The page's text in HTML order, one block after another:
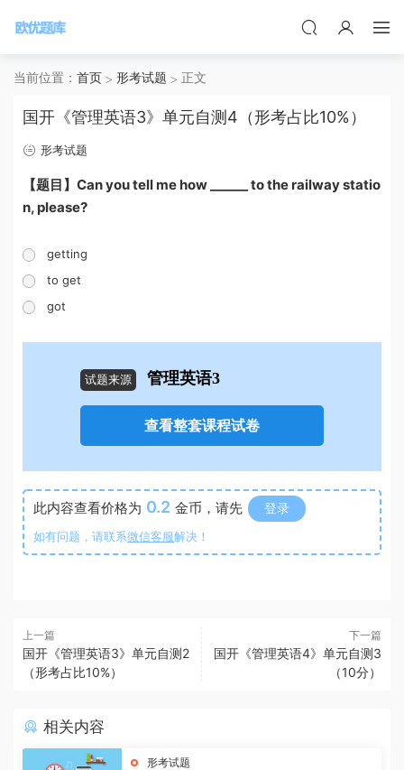
当前位置： 首页 形考试题 正文
国开《管理英语3》单元自测4（形考占比10%）
形考试题
【题目】Can you tell me how ______ to the railway statio
n, please?
getting
to get
got
试题来源 管理英语3
查看整套课程试卷
此内容查看价格为 0.2 金币，请先 登录
如有问题，请联系微信客服解决！
上一篇
国开《管理英语3》单元自测2
（形考占比10%）
下一篇
国开《管理英语4》单元自测3
（10分）
相关内容
形考试题